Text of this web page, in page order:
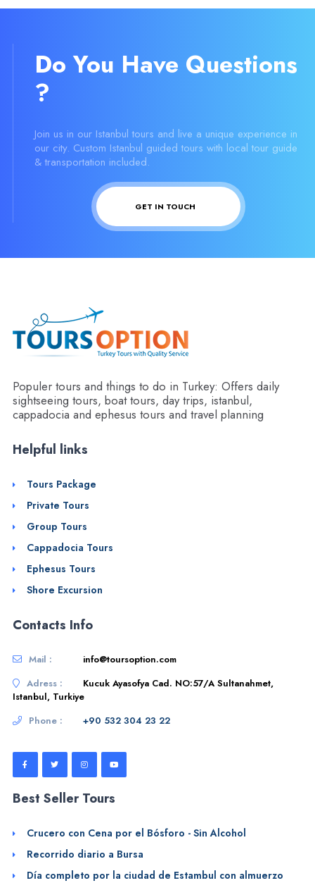
Do You Have Questions
?
Join us in our Istanbul tours and live a unique experience in
our city. Custom Istanbul guided tours with local tour guide
& transportation included.
GET IN TOUCH
Populer tours and things to do in Turkey: Offers daily
sightseeing tours, boat tours, day trips, istanbul,
cappadocia and ephesus tours and travel planning
Helpful links
Tours Package
Private Tours
Group Tours
Cappadocia Tours
Ephesus Tours
Shore Excursion
Contacts Info
Mail :
info@toursoption.com
Adress :
Kucuk Ayasofya Cad. NO:57/A Sultanahmet,
Istanbul, Turkiye
Phone :
+90 532 304 23 22
Best Seller Tours
Crucero con Cena por el Bósforo - Sin Alcohol
Recorrido diario a Bursa
Día completo por la ciudad de Estambul con almuerzo